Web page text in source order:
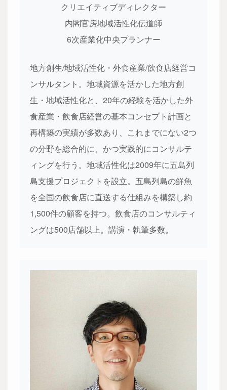
クリエイティブディレクター
内閣官房地域活性化伝道師
6次産業化中央プランナー
地方創生/地域活性化・外食産業/飲食店経営コ
ンサルタント。地域資源を活かした地方創
生・地域活性化と、20年の経験を活かした外
食産業・飲食店経営の基本コンセプト計画と
再構築の実績が多数あり、これまでにない2つ
の分野を総合的に、かつ実践的にコンサルテ
ィングを行う。地域活性化は2009年に五島列
島支援プロジェクトを設立。五島列島の鮮魚
を全国の飲食店に直送する仕組みを構築し約
1,500件の顧客を持つ。飲食店のコンサルティ
ングは500店舗以上。講演・執筆多数。